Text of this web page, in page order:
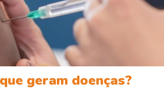
que geram doenças?